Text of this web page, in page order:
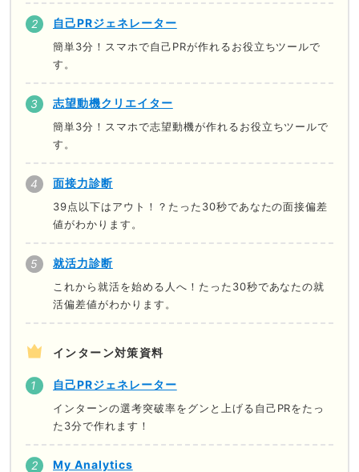
自己PRジェネレーター
簡単3分！スマホで自己PRが作れるお役立ちツールで
す。
志望動機クリエイター
簡単3分！スマホで志望動機が作れるお役立ちツールで
す。
面接力診断
39点以下はアウト！？たった30秒であなたの面接偏差
値がわかります。
就活力診断
これから就活を始める人へ！たった30秒であなたの就
活偏差値がわかります。
インターン対策資料
自己PRジェネレーター
インターンの選考突破率をグンと上げる自己PRをたっ
た3分で作れます！
My Analytics